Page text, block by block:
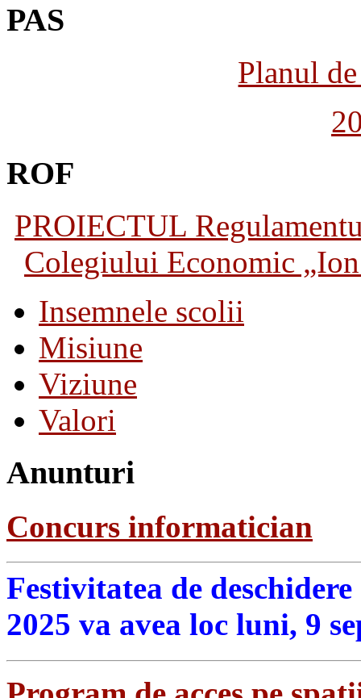
PAS
Planul
ROF
PROIECTUL
Colegiului Economic
Insemnele scolii
Misiune
Viziune
Valori
Anunturi
Concurs informatician
Festivitatea de
2025 va avea loc luni, 9